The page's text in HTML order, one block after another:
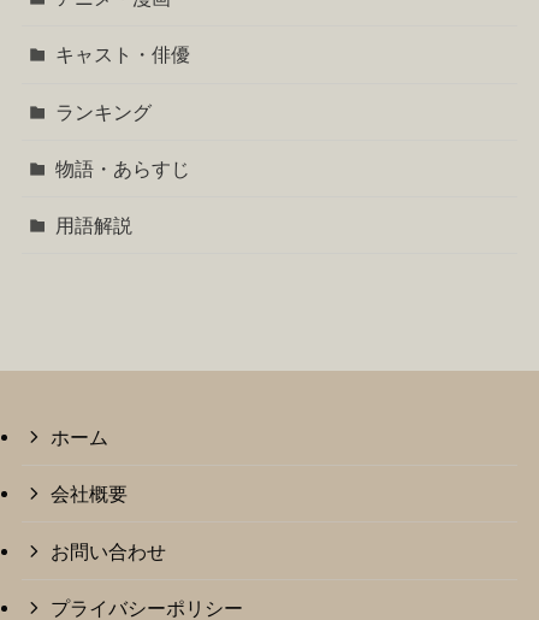
キャスト・俳優
ランキング
物語・あらすじ
用語解説
ホーム
会社概要
お問い合わせ
プライバシーポリシー